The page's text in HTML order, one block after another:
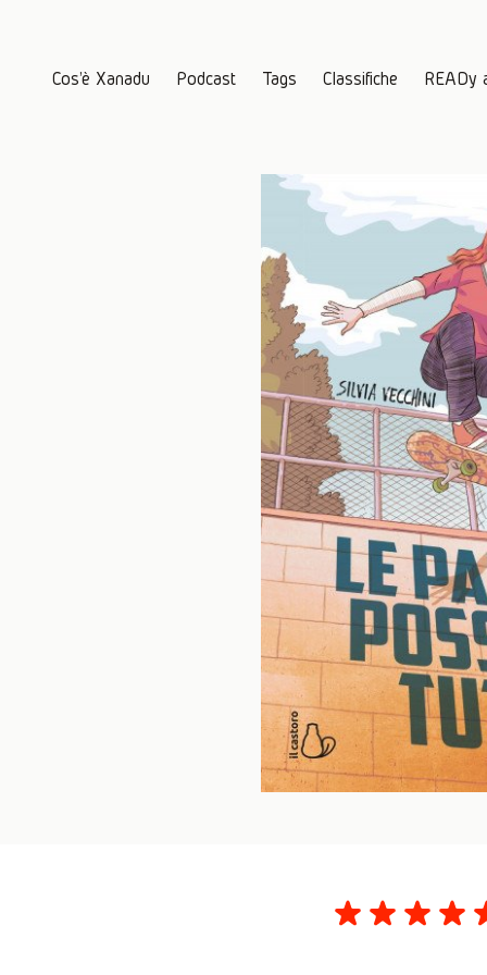
Cos'è Xanadu Podcast Tags Classifiche READy